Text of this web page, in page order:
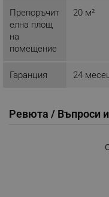
Препоръчит
елна площ
на
помещение
20 м²
Гаранция 24
Ревюта / Въпроси
Google Privacy